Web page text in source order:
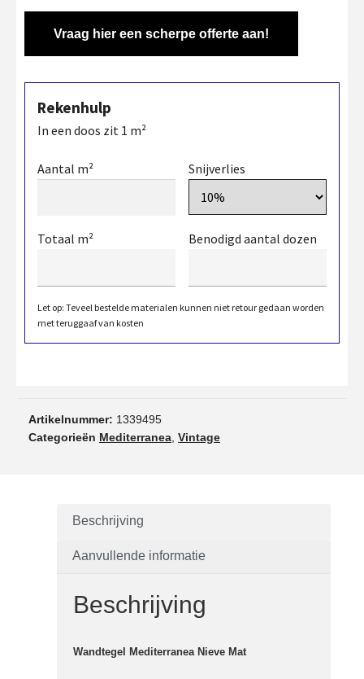
Vraag hier een scherpe offerte aan!
Rekenhulp
In een doos zit 1 m²
Aantal m² Snijverlies
Totaal m² Benodigd aantal dozen
Let op: Teveel bestelde materialen kunnen niet retour gedaan worden
met teruggaaf van kosten
Artikelnummer: 1339495
Categorieën Mediterranea Vintage
Beschrijving
Aanvullende informatie
Beschrijving
Wandtegel Mediterranea Nieve Mat